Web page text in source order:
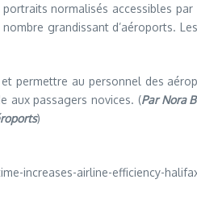
normalisés accessibles
grandissant d’aéroports.
permettre au personnel des
aux passagers novices. (Par Nora
)
increases-airline-efficiency-